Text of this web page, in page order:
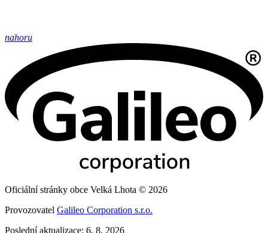
nahoru
Oficiální stránky obce Velká Lhota © 2026
Provozovatel Galileo Corporation s.r.o.
Poslední aktualizace: 6. 8. 2026